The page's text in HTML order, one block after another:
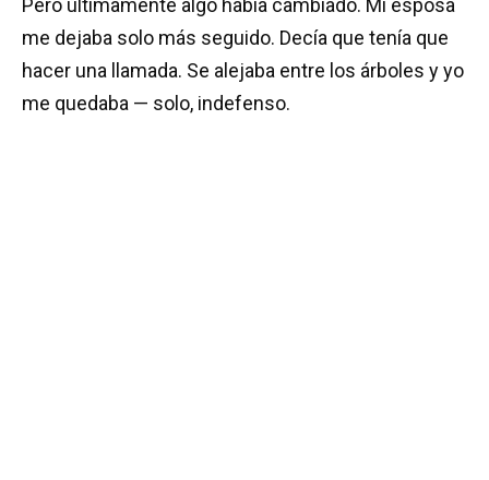
Pero últimamente algo había cambiado. Mi esposa
me dejaba solo más seguido. Decía que tenía que
hacer una llamada. Se alejaba entre los árboles y yo
me quedaba — solo, indefenso.